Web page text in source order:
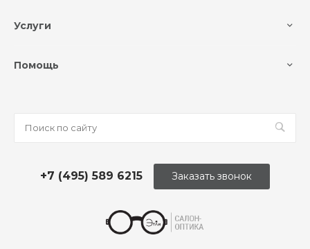
Услуги
Помощь
+7 (495) 589 6215 Заказать звонок